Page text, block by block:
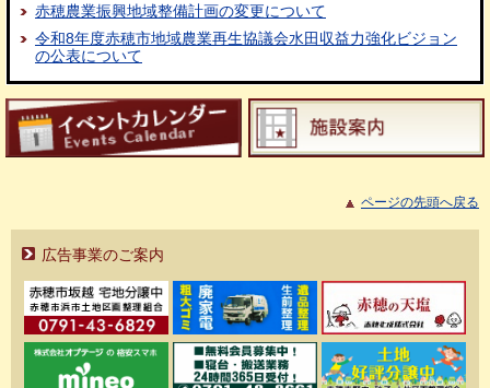
赤穂農業振興地域整備計画の変更について
令和8年度赤穂市地域農業再生協議会水田収益力強化ビジョン
の公表について
ページの先頭へ戻る
広告事業のご案内